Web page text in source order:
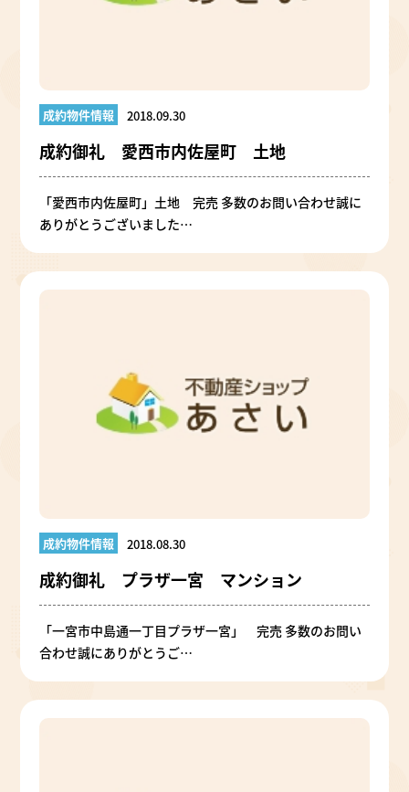
成約物件情報 2018.09.30
成約御礼 愛西市内佐屋町 土地
「愛西市内佐屋町」土地 完売 多数のお問い合わせ誠に
ありがとうございました…
成約物件情報 2018.08.30
成約御礼 プラザ一宮 マンション
「一宮市中島通一丁目プラザ一宮」 完売 多数のお問い
合わせ誠にありがとうご…